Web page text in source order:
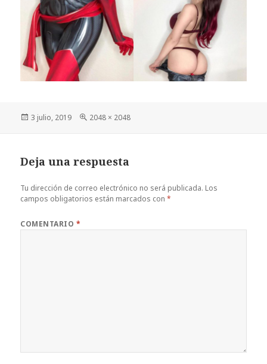
Publicado
3 julio, 2019
Tamaño
2048 × 2048
Deja una respuesta
Tu dirección de correo electrónico no será publicada. Los
campos obligatorios están marcados con*
COMENTARIO *